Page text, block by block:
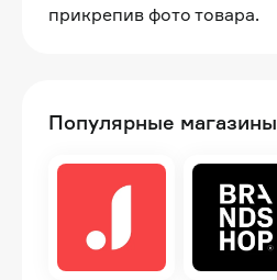
прикрепив фото товара.
Популярные магазины